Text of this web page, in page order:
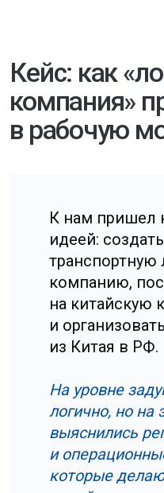
Заполнить
Подписаться
Хотите быть в
событий?
новостные
чтобы получать